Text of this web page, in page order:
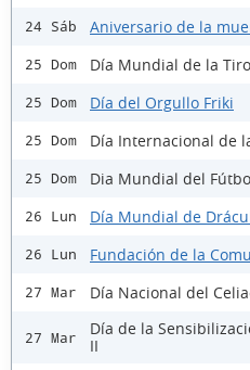
24 Sáb Aniversario de la
25 Dom Día Mundial de la
25 Dom Día del Orgullo Friki
25 Dom Día Internacional de
25 Dom Dia Mundial del
26 Lun Día Mundial de
26 Lun Fundación de la
27 Mar Día Nacional del
27 Mar
Día de la
II